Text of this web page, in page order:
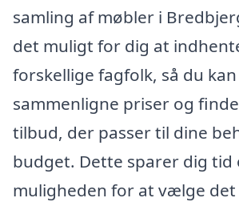
samling af møbler i
det muligt for dig at
forskellige fagfolk, så du kan
sammenligne priser og
tilbud, der passer til dine
budget. Dette sparer dig tid
muligheden for at vælge det